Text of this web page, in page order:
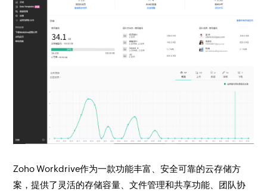
Zoho Workdrive作为一款功能丰富、安全可靠的云存储方
案，提供了灵活的存储容量、文件管理和共享功能、团队协